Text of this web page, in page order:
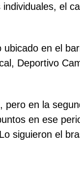
el
ubicado en el
Deportivo
en la
en ese
siguieron el